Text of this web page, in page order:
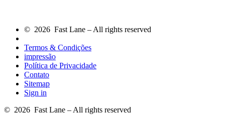
© 2026 Fast Lane – All rights reserved
Termos & Condições
impressão
Política de Privacidade
Contato
Sitemap
Sign in
© 2026 Fast Lane – All rights reserved